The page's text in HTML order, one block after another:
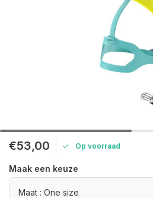
€53,00 Op voorraad
Maak een keuze
Maat : One size